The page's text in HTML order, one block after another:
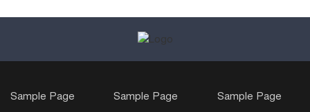
Sample Page Sample Page Sample Page